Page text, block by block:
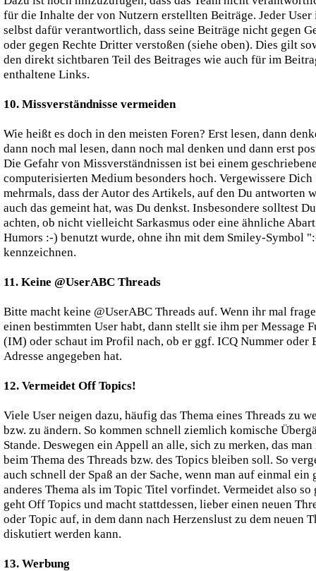
für die Inhalte der von Nutzern erstellten Beiträge. Jeder User
selbst dafür verantwortlich, dass seine Beiträge nicht gegen
oder gegen Rechte Dritter verstoßen (siehe oben). Dies gilt
den direkt sichtbaren Teil des Beitrages wie auch für im
enthaltene Links.
10. Missverständnisse vermeiden
Wie heißt es doch in den meisten Foren? Erst lesen, dann
dann noch mal lesen, dann noch mal denken und dann erst
Die Gefahr von Missverständnissen ist bei einem
computerisierten Medium besonders hoch. Vergewissere Dich
mehrmals, dass der Autor des Artikels, auf den Du antworten
auch das gemeint hat, was Du denkst. Insbesondere solltest
achten, ob nicht vielleicht Sarkasmus oder eine ähnliche
Humors :-) benutzt wurde, ohne ihn mit dem Smiley-Symbol
kennzeichnen.
11. Keine @UserABC Threads
Bitte macht keine @UserABC Threads auf. Wenn ihr mal
einen bestimmten User habt, dann stellt sie ihm per Message
(IM) oder schaut im Profil nach, ob er ggf. ICQ Nummer oder
Adresse angegeben hat.
12. Vermeidet Off Topics!
Viele User neigen dazu, häufig das Thema eines Threads zu
bzw. zu ändern. So kommen schnell ziemlich komische
Stande. Deswegen ein Appell an alle, sich zu merken, das
beim Thema des Threads bzw. des Topics bleiben soll. So
auch schnell der Spaß an der Sache, wenn man auf einmal ein
anderes Thema als im Topic Titel vorfindet. Vermeidet also so
geht Off Topics und macht stattdessen, lieber einen neuen
oder Topic auf, in dem dann nach Herzenslust zu dem neuen
diskutiert werden kann.
13. Werbung